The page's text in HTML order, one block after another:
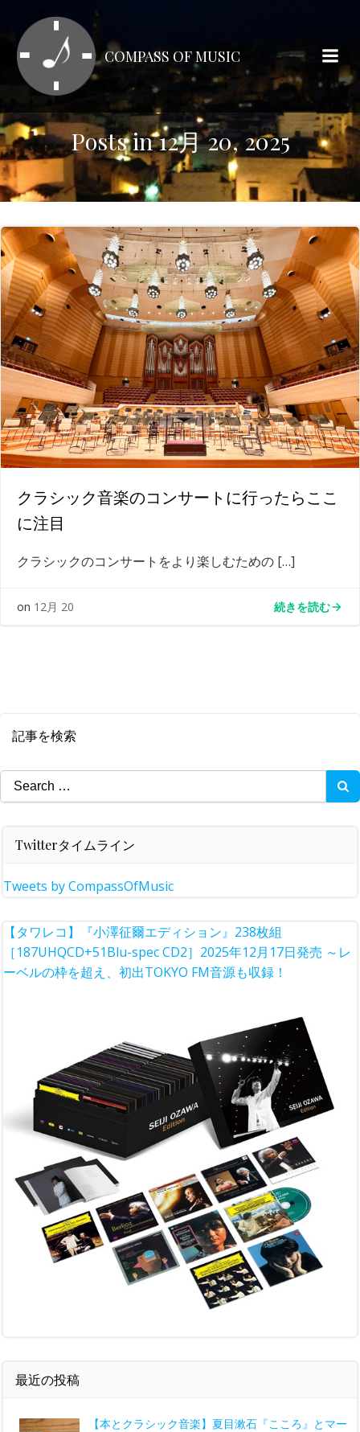
テ
ン
ツ
ス
キ
ッ
プ
COMPASS OF MUSIC
Posts in 12月 20, 2025
クラシック音楽のコンサートに行ったらここ
に注目
クラシックのコンサートをより楽しむための […]
on 12月 20 続きを読む
記事を検索
Search
for:
Twitterタイムライン
Tweets by CompassOfMusic
【タワレコ】『小澤征爾エディション』238枚組
［187UHQCD+51Blu-spec CD2］2025年12月17日発売 ～レ
ーベルの枠を超え、初出TOKYO FM音源も収録！
最近の投稿
【本とクラシック音楽】夏目漱石『こころ』とマー